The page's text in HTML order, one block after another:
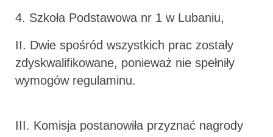
4. Szkoła Podstawowa nr 1 w Lubaniu,
II. Dwie spośród wszystkich prac zostały
zdyskwalifikowane, ponieważ nie spełniły
wymogów regulaminu.
III. Komisja postanowiła przyznać nagrody